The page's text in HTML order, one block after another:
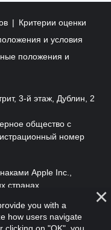
Критерии оценки
и условия
положения и
3-й этаж, Дублин, 2
общество с
номер
Apple Inc.,
странах.
права защищены.
you with a
how users navigate